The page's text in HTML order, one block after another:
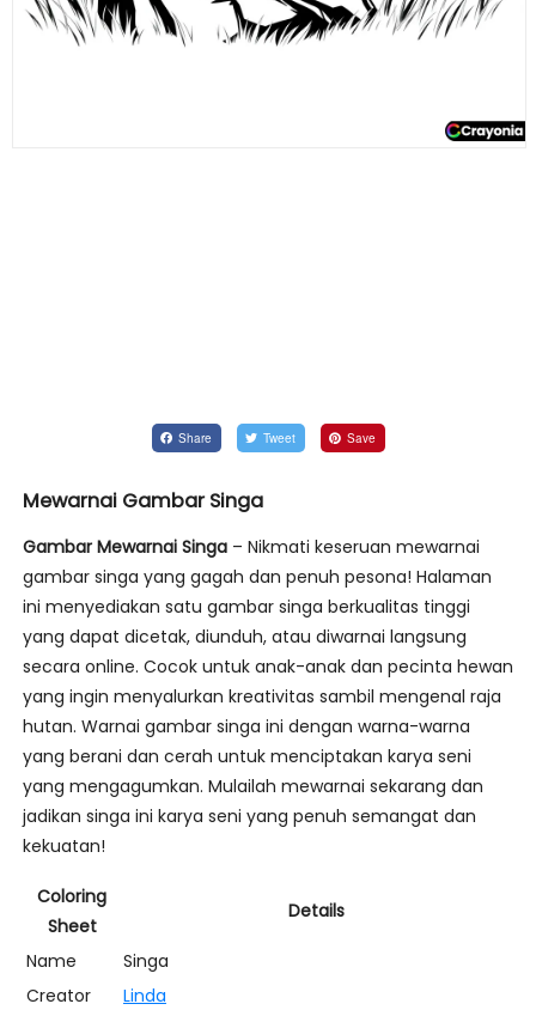
Share Tweet Save
Mewarnai Gambar Singa
Gambar Mewarnai Singa– Nikmati keseruan mewarnai
gambar singa yang gagah dan penuh pesona! Halaman
ini menyediakan satu gambar singa berkualitas tinggi
yang dapat dicetak, diunduh, atau diwarnai langsung
secara online. Cocok untuk anak-anak dan pecinta hewan
yang ingin menyalurkan kreativitas sambil mengenal raja
hutan. Warnai gambar singa ini dengan warna-warna
yang berani dan cerah untuk menciptakan karya seni
yang mengagumkan. Mulailah mewarnai sekarang dan
jadikan singa ini karya seni yang penuh semangat dan
kekuatan!
Coloring
Sheet
Details
Name
Singa
Creator
Linda